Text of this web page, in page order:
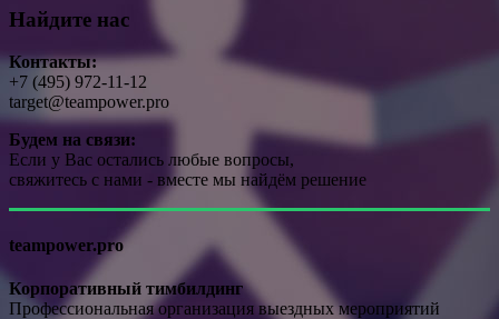
Найдите нас
Контакты:
+7 (495) 972-11-12
target@teampower.pro
Будем на связи:
Если у Вас остались любые вопросы,
свяжитесь с нами - вместе мы найдём решение
teampower.pro
Корпоративный тимбилдинг
Профессиональная организация выездных мероприятий